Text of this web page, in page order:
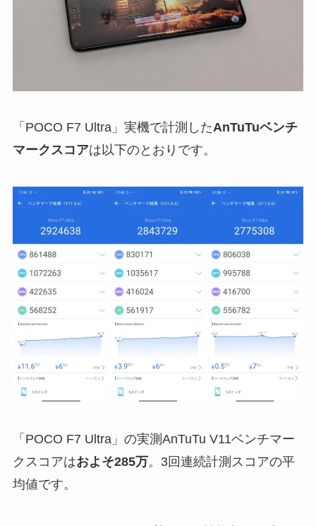
「POCO F7 Ultra」実機で計測したAnTuTuベンチ
マークスコアは以下のとおりです。
「POCO F7 Ultra」の実測AnTuTu V11ベンチマー
クスコアはおよそ285万。3回連続計測スコアの平
均値です。